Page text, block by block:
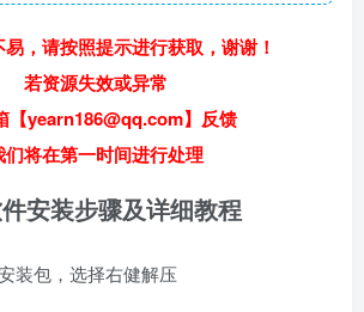
，请按照提示进行获取，谢谢！
若资源失效或异常
【yearn186@qq.com】反馈
们将在第一时间进行处理
安装步骤及详细教程
装包，选择右健解压